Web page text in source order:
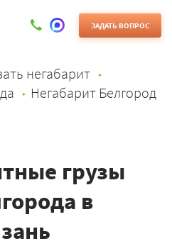
ЗАДАТЬ ВОПРОС
негабарит
Негабарит Белгород
грузы
в